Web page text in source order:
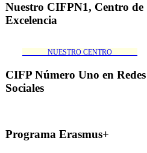
Nuestro CIFPN1, Centro de
Excelencia
_______NUESTRO CENTRO_______
CIFP Número Uno en Redes
Sociales
Programa Erasmus+